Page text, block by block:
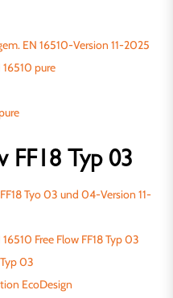
EN 16510-Version 11-2025
pure
FF18 Typ 03
Tyo 03 und 04-Version 11-
Free Flow FF18 Typ 03
03
EcoDesign